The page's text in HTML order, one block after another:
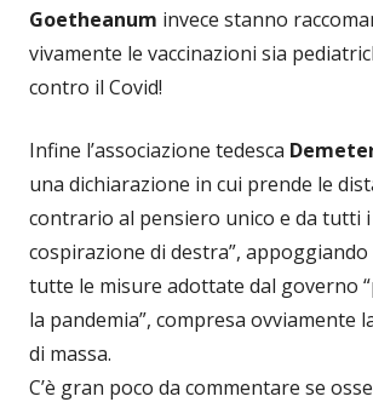
Goetheanum invece stanno
vivamente le vaccinazioni sia
contro il Covid!
Infine l’associazione tedesca
una dichiarazione in cui prende le
contrario al pensiero unico e da tutti i
cospirazione di destra”,
tutte le misure adottate dal governo
la pandemia”, compresa ovviamente
di massa.
C’è gran poco da commentare se